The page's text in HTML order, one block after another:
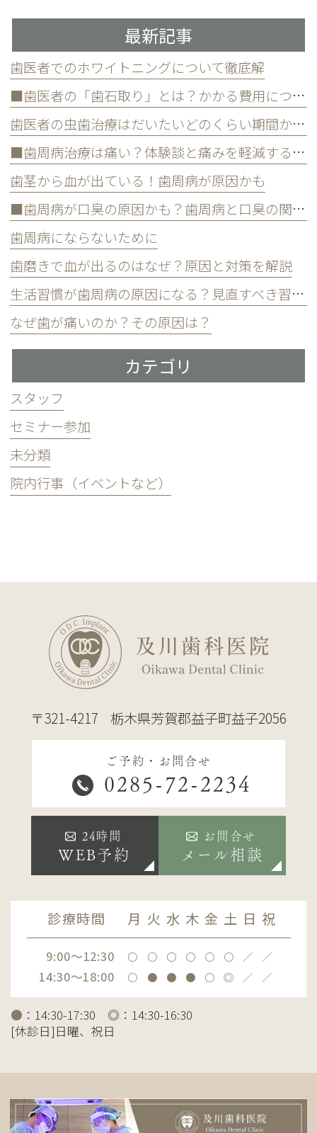
最新記事
歯医者でのホワイトニングについて徹底解
■歯医者の「歯石取り」とは？かかる費用について
歯医者の虫歯治療はだいたいどのくらい期間かかる？
■歯周病治療は痛い？体験談と痛みを軽減する方法
歯茎から血が出ている！歯周病が原因かも
■歯周病が口臭の原因かも？歯周病と口臭の関係について
歯周病にならないために
歯磨きで血が出るのはなぜ？原因と対策を解説
生活習慣が歯周病の原因になる？見直すべき習慣とは？
なぜ歯が痛いのか？その原因は？
カテゴリ
スタッフ
セミナー参加
未分類
院内行事（イベントなど）
〒321-4217 栃木県芳賀郡益子町益子2056
ご予約・お問合せ
0285-72-2234
24時間
WEB予約
お問合せ
メール相談
診療時間 月 火 水 木 金 土 日 祝
9:00～12:30 〇 〇 〇 〇 〇 〇 ／ ／
14:30～18:00 〇 ● ● ● 〇 ◎ ／ ／
● ：14:30-17:30 ◎：14:30-16:30
[休診日]日曜、祝日